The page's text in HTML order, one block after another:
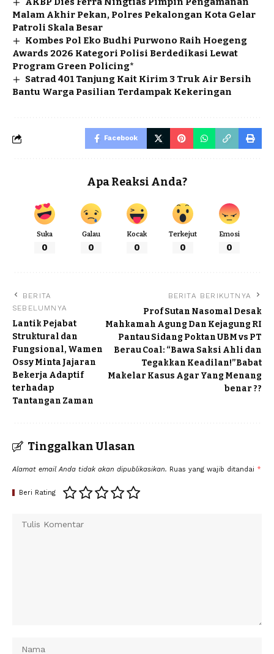
Malam Akhir Pekan, Polres Pekalongan Kota Gelar
Patroli Skala Besar
Kombes Pol Eko Budhi Purwono Raih Hoegeng
Awards 2026 Kategori Polisi Berdedikasi Lewat
Program Green Policing*
Satrad 401 Tanjung Kait Kirim 3 Truk Air Bersih
Bantu Warga Pasilian Terdampak Kekeringan
Facebook
Apa Reaksi Anda?
Suka
0
Galau
0
Kocak
0
Terkejut
0
Emosi
0
BERITA
SEBELUMNYA
Lantik Pejabat
Struktural dan
Fungsional, Wamen
Ossy Minta Jajaran
Bekerja Adaptif
terhadap
Tantangan Zaman
BERITA BERIKUTNYA
Prof Sutan Nasomal Desak
Mahkamah Agung Dan Kejagung RI
Pantau Sidang Poktan UBM vs PT
Berau Coal: “Bawa Saksi Ahli dan
Tegakkan Keadilan!”Babat
Makelar Kasus Agar Yang Menang
benar ??
Tinggalkan Ulasan
Alamat email Anda tidak akan dipublikasikan. Ruas yang wajib ditandai *
Beri Rating